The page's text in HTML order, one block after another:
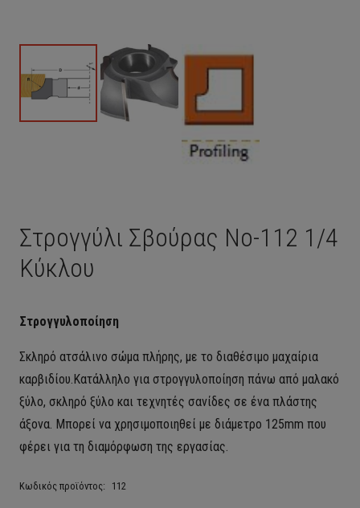
Στρογγύλι Σβούρας Νο-112 1/4
Κύκλου
Στρογγυλοποίηση
Σκληρό ατσάλινο σώμα πλήρης, με το διαθέσιμο μαχαίρια
καρβιδίου.Κατάλληλο για στρογγυλοποίηση πάνω από μαλακό
ξύλο, σκληρό ξύλο και τεχνητές σανίδες σε ένα πλάστης
άξονα. Μπορεί να χρησιμοποιηθεί με διάμετρο 125mm που
φέρει για τη διαμόρφωση της εργασίας.
Κωδικός προϊόντος: 112